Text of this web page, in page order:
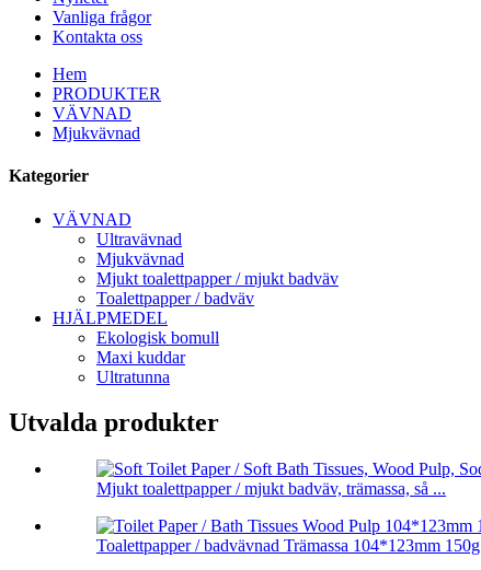
Vanliga frågor
Kontakta oss
Hem
PRODUKTER
VÄVNAD
Mjukvävnad
Kategorier
VÄVNAD
Ultravävnad
Mjukvävnad
Mjukt toalettpapper / mjukt badväv
Toalettpapper / badväv
HJÄLPMEDEL
Ekologisk bomull
Maxi kuddar
Ultratunna
Utvalda produkter
Mjukt toalettpapper / mjukt badväv, trämassa, så ...
Toalettpapper / badvävnad Trämassa 104*123mm 150g